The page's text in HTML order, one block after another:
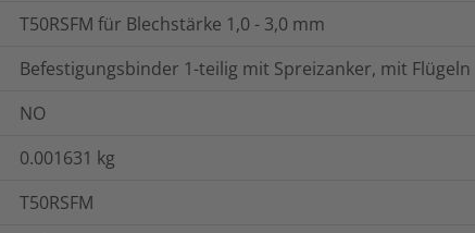
T50RSFM für Blechstärke 1,0 - 3,0 mm
Befestigungsbinder 1-teilig mit Spreizanker, mit Flügeln
NO
0.001631 kg
T50RSFM